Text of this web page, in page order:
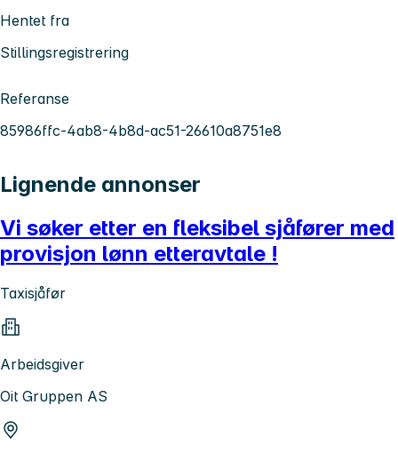
Hentet fra
Stillingsregistrering
Referanse
85986ffc-4ab8-4b8d-ac51-26610a8751e8
Lignende annonser
Vi søker etter en fleksibel sjåfører med
provisjon lønn etteravtale !
Taxisjåfør
Arbeidsgiver
Oit Gruppen AS